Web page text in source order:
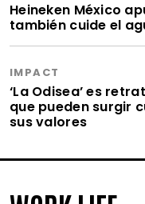
Heineken México
también cuide el
IMPACT
‘La Odisea’ es
que pueden surgir
sus valores